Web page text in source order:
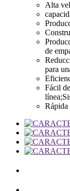
Alta
de
para
Fácil
Rápida